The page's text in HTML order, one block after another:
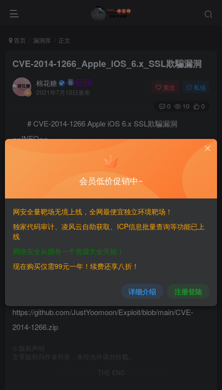
首页 漏洞库 正文
CVE-2014-1266_Apple_iOS_6.x_SSL欺騙漏洞
棉花糖
2021年7月15日发布
关注 私信
0 10 0
# CVE-2014-1266 Apple iOS 6.x SSL欺騙漏洞
==INFO==
The SSLVerifySignedServerKeyExchange function in
libsecurity_ssl/lib/sslKeyExchange.c in the Secure Transport
feature in the Data Security component in Apple iOS 6.x
before 6.1.6 and 7.x before 7.0.6, Apple TV 6.x before 6.0.2,
and Apple OS X 10.9.x before 10.9.2 does not check the
signature in a TLS Server Key Exchange message, which
allows man-in-the-middle attackers to spoof SSL servers by
(1) using an arbitrary private key for the signing step or (2)
omitting the signing step.
https://github.com/JustYoomoon/Exploit/blob/main/CVE-
2014-1266.zip
版权声明
文章版权归作者所有，未经允许请勿转载。
THE END
会员低价促销中~
网安全量靶场无境上线，全网最便宜独立环境靶场！
独家代码审计、凌风云自助获取、ICP信息批量查询等功能已上
线
网络安全从拥有一个资源大全开始！
现在购买仅需99元一年！续费还享八折！
详细介绍 注册登陆